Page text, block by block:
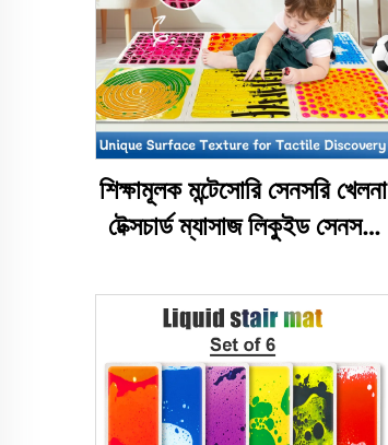
শিক্ষামূলক মন্টেসোরি সেনসরি খেলনা
টেক্সচার্ড ম্যাসাজ লিকুইড সেনসরি
সেনসরি খেলনা অটিজম শিশুদের
জন্য